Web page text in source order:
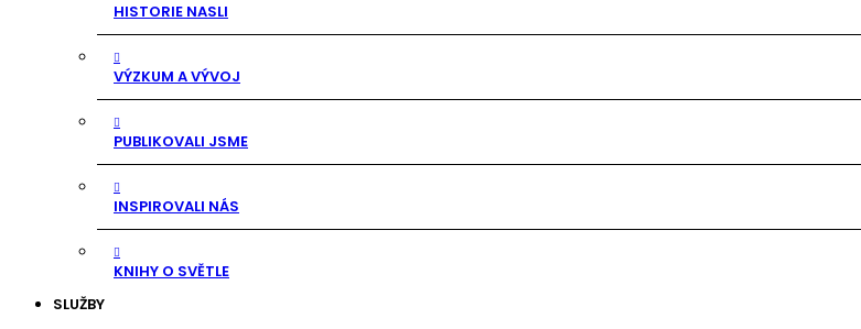
HISTORIE NASLI
VÝZKUM A VÝVOJ
PUBLIKOVALI JSME
INSPIROVALI NÁS
KNIHY O SVĚTLE
SLUŽBY